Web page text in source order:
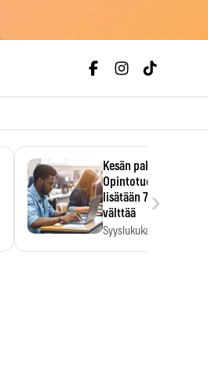
Kesän palkka
Opintotuen
lisätään 7,5
välttää
Syyslukukauden
›